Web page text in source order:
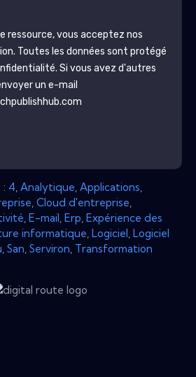
ressource, vous acceptez nos
Toutes les données sont protégé
. Si vous avez d'autres
un e-mail
4 Analytique Applications
Cloud d'entreprise
E-mail Erp Expérience des
informatique Logiciel Logiciel
San Serviron Transformation